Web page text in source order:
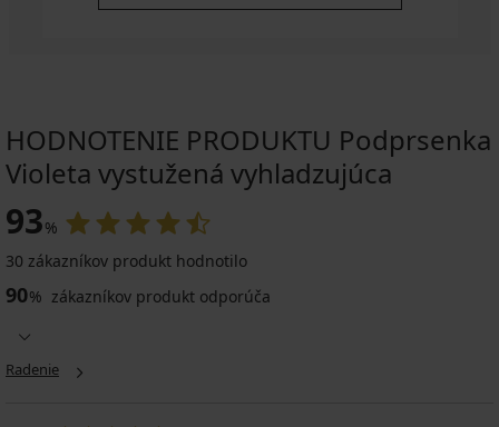
HODNOTENIE PRODUKTU Podprsenka
Violeta vystužená vyhladzujúca
93%
30 zákazníkov produkt hodnotilo
90% zákazníkov produkt odporúča
Radenie